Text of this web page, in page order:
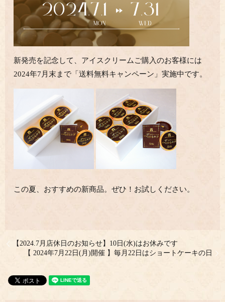
新発売を記念して、アイスクリームご購入のお客様には
2024年7月末まで「送料無料キャンペーン」実施中です。
この夏、おすすめの新商品。ぜひ！お試しください。
【2024.7月店休日のお知らせ】10日(水)はお休みです
【 2024年7月22日(月)開催 】毎月22日はショートケーキの日